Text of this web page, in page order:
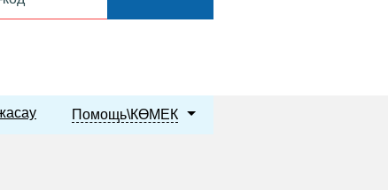
Помощь\КӨМЕК